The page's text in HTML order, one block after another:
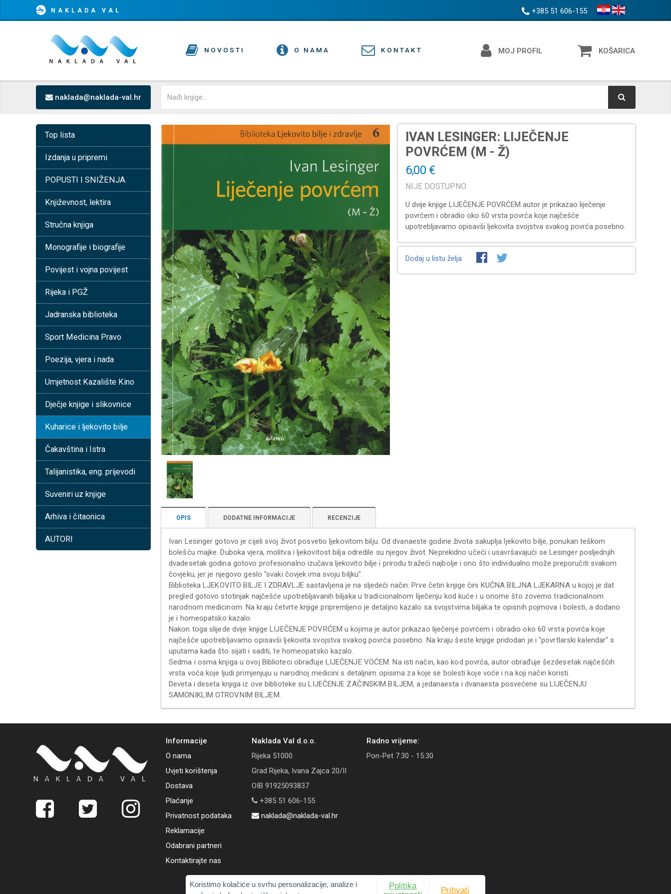
Koristimo kolačiće u svrhu personalizacije, analize i
Politika
Prihvati
NAKLADA VAL +385 51 606-155
NOVOSTI O NAMA KONTAKT MOJ PROFIL KOŠARICA
naklada@naklada-val.hr
IVAN LESINGER: LIJEČENJE
POVRĆEM (M - Ž)
6,00 €
NIJE DOSTUPNO
U dvije knjige LIJEČENJE POVRĆEM autor je prikazao liječenje
povrćem i obradio oko 60 vrsta povrća koje najčešće
upotrebljavamo opisavši ljekovita svojstva svakog povrća posebno.
Dodaj u listu želja
OPIS DODATNE INFORMACIJE RECENZIJE
Ivan Lesinger gotovo je cijeli svoj život posvetio ljekovitom bilju. Od dvanaeste godine života sakuplja ljekovito bilje, ponukan teškom
bolešću majke. Duboka vjera, molitva i ljekovitost bilja odredile su njegov život. Neprekidno učeći i usavršavajući se Lesinger posljednjih
dvadesetak godina gotovo profesionalno izučava ljekovito bilje i prirodu tražeći najbolje i ono što individualno može preporučiti svakom
čovjeku, jer je njegovo geslo "svaki čovjek ima svoju biljku".
Biblioteka LJEKOVITO BILJE I ZDRAVLJE sastavljena je na sljedeći način: Prve četiri knjige čini KUĆNA BILJNA LJEKARNA u kojoj je dat
pregled gotovo stotinjak najčešće upotrebljavanih biljaka u tradicionalnom liječenju kod kuće i u onome što zovemo tradicionalnom
narodnom medicinom. Na kraju četvrte knjige pripremljeno je detaljno kazalo sa svojstvima biljaka te opisnih pojmova i bolesti, a dodano
je i homeopatsko kazalo.
Nakon toga slijede dvije knjige LIJEČENJE POVRĆEM u kojima je autor prikazao liječenje povrćem i obradio oko 60 vrsta povrća koje
najčešće upotrebljavamo opisavši ljekovita svojstva svakog povrća posebno. Na kraju šeste knjige pridodan je i "povrtlarski kalendar" s
uputama kada što sijati i saditi, te homeopatsko kazalo.
Sedma i osma knjiga u ovoj Biblioteci obrađuje LIJEČENJE VOĆEM. Na isti način, kao kod povrća, autor obrađuje šezdesetak najčešćih
vrsta voća koje ljudi primjenjuju u narodnoj medicini s detaljnim opisima za koje se bolesti koje voće i na koji način koristi.
Deveta i deseta knjiga iz ove biblioteke su LIJEČENJE ZAČINSKIM BILJEM, a jedanaesta i dvanaesta posvećene su LIJEČENJU
SAMONIKLIM OTROVNIM BILJEM.
Top lista
Izdanja u pripremi
POPUSTI I SNIŽENJA
Književnost, lektira
Stručna knjiga
Monografije i biografije
Povijest i vojna povijest
Rijeka i PGŽ
Jadranska biblioteka
Sport Medicina Pravo
Poezija, vjera i nada
Umjetnost Kazalište Kino
Dječje knjige i slikovnice
Kuharice i ljekovito bilje
Čakavština i Istra
Talijanistika, eng. prijevodi
Suveniri uz knjige
Arhiva i čitaonica
AUTORI
Informacije
O nama
Uvjeti korištenja
Dostava
Plaćanje
Privatnost podataka
Reklamacije
Odabrani partneri
Kontaktirajte nas
Naklada Val d.o.o.
Rijeka 51000
Grad Rijeka, Ivana Zajca 20/II
OIB 91925093837
+385 51 606-155
naklada@naklada-val.hr
Radno vrijeme:
Pon-Pet 7:30 - 15:30